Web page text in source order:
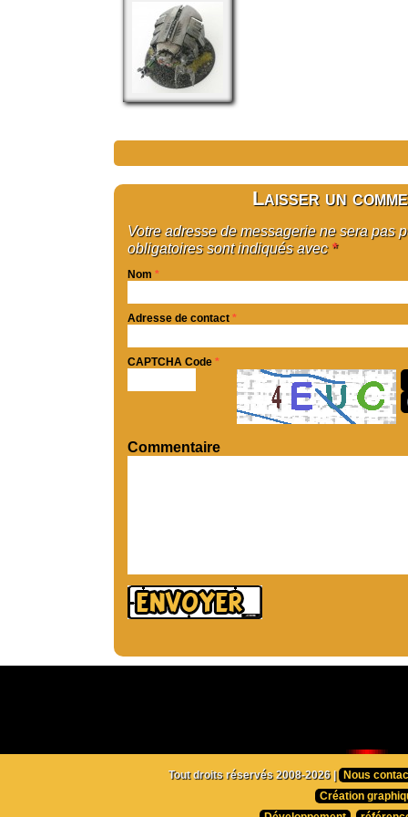
Laisser un
Votre adresse de messagerie ne sera pas
obligatoires sont indiqués avec *
Nom *
Adresse de contact *
CAPTCHA Code *
Commentaire
Tout droits réservés 2008-2026 |
Nous
Création